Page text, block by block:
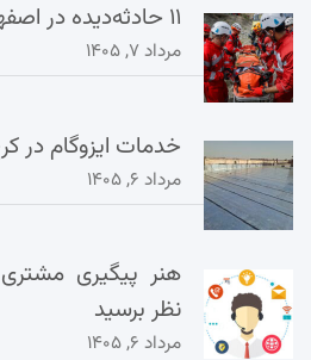
۱۱ حادثه‌دیده در اصفهان امدادرسانی شدند
مرداد ۷, ۱۴۰۵
خدمات ایزوگام در
مرداد ۶, ۱۴۰۵
هنر پیگیری
نظر برسید
مرداد ۶, ۱۴۰۵